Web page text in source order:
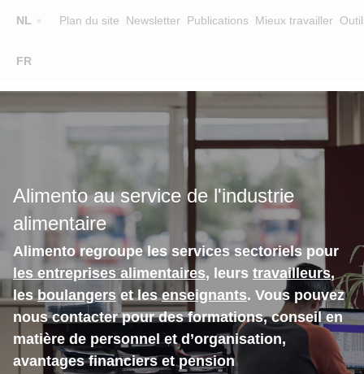
NL
FR
Plan du site Newsletter Publications Mieux travailler
Main
navigation
EQUIPE
CONTACT
CHERCHER UNE FORMATION
Alimento au service de l'industrie
alimentaire
Alimento regroupe les services sectoriels pour
les entreprises alimentaires, leurs travailleurs,
lesboulangerset lesenseignants. Vous pouvez
nous contacter pour des formations, conseil en
matière de personnel et d’organisation,
avantages financiers et pension